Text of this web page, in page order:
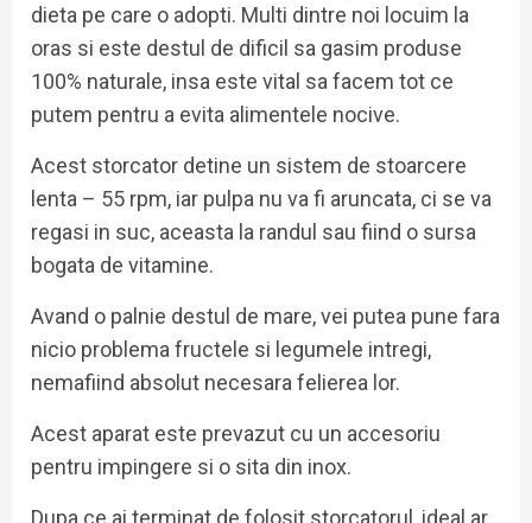
dieta pe care o adopti. Multi dintre noi locuim la
oras si este destul de dificil sa gasim produse
100% naturale, insa este vital sa facem tot ce
putem pentru a evita alimentele nocive.
Acest storcator detine un sistem de stoarcere
lenta – 55 rpm, iar pulpa nu va fi aruncata, ci se va
regasi in suc, aceasta la randul sau fiind o sursa
bogata de vitamine.
Avand o palnie destul de mare, vei putea pune fara
nicio problema fructele si legumele intregi,
nemafiind absolut necesara felierea lor.
Acest aparat este prevazut cu un accesoriu
pentru impingere si o sita din inox.
Dupa ce ai terminat de folosit storcatorul, ideal ar